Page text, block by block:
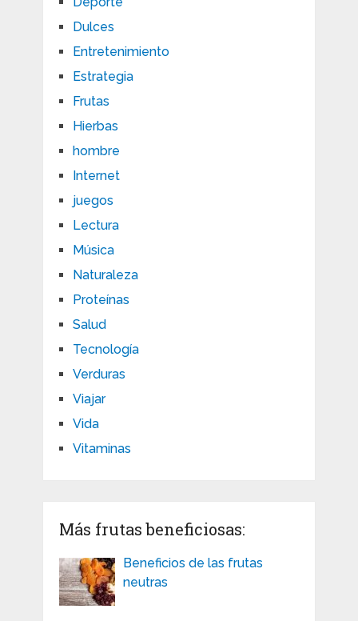
Dulces
Entretenimiento
Estrategia
Frutas
Hierbas
hombre
Internet
juegos
Lectura
Música
Naturaleza
Proteínas
Salud
Tecnología
Verduras
Viajar
Vida
Vitaminas
Más frutas beneficiosas:
Beneficios de las frutas
neutras